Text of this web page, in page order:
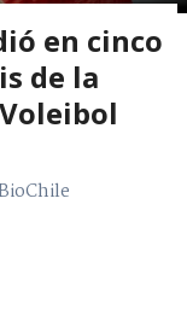
en cinco
de la